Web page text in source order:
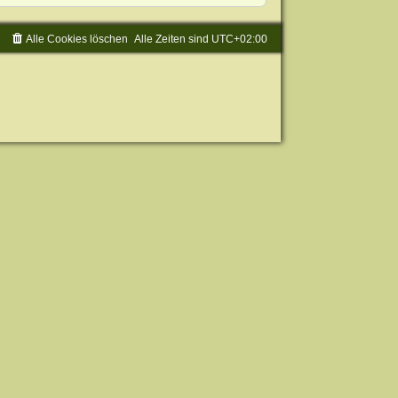
Alle Zeiten sind UTC+02:00
Alle Cookies löschen